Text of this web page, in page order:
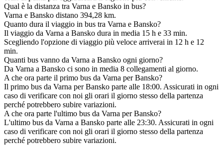
Qual è la distanza tra Varna e Bansko in bus?
Varna e Bansko distano 394,28 km.
Quanto dura il viaggio in bus tra Varna e Bansko?
Il viaggio da Varna a Bansko dura in media 15 h e 33 min.
Scegliendo l'opzione di viaggio più veloce arriverai in 12 h e 12
min.
Quanti bus vanno da Varna a Bansko ogni giorno?
Da Varna a Bansko ci sono in media 8 collegamenti al giorno.
A che ora parte il primo bus da Varna per Bansko?
Il primo bus da Varna per Bansko parte alle 18:00. Assicurati in ogni
caso di verificare con noi gli orari il giorno stesso della partenza
perché potrebbero subire variazioni.
A che ora parte l'ultimo bus da Varna per Bansko?
L'ultimo bus da Varna a Bansko parte alle 23:30. Assicurati in ogni
caso di verificare con noi gli orari il giorno stesso della partenza
perché potrebbero subire variazioni.